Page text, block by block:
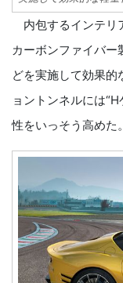
内包するインテリ
カーボンファイバ
どを実施して効果
ョントンネルには
性をいっそう高めた。